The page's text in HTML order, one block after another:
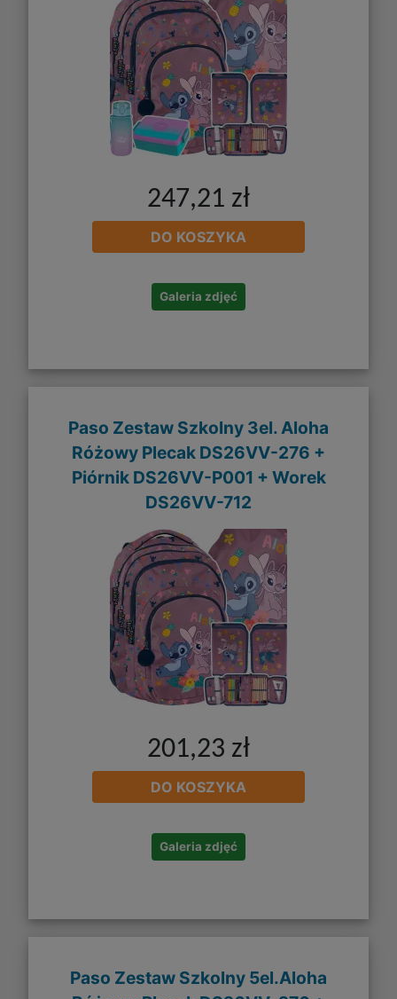
247,21 zł
DO KOSZYKA
Galeria zdjęć
Paso Zestaw Szkolny 3el. Aloha
Różowy Plecak DS26VV-276 +
Piórnik DS26VV-P001 + Worek
DS26VV-712
201,23 zł
DO KOSZYKA
Galeria zdjęć
Paso Zestaw Szkolny 5el.Aloha